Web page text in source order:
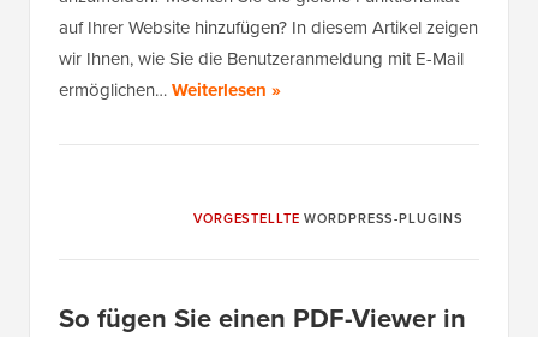
auf Ihrer Website hinzufügen? In diesem Artikel zeigen
wir Ihnen, wie Sie die Benutzeranmeldung mit E-Mail
ermöglichen…Weiterlesen »
VORGESTELLTE WORDPRESS-PLUGINS
So fügen Sie einen PDF-Viewer in